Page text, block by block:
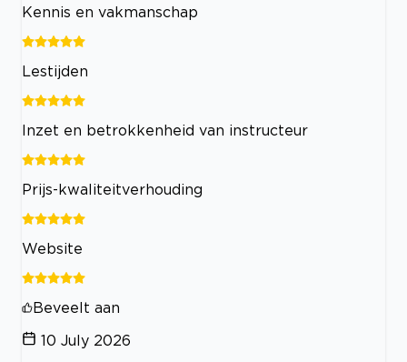
Kennis en vakmanschap
Lestijden
Inzet en betrokkenheid van instructeur
Prijs-kwaliteitverhouding
Website
Beveelt aan
10 July 2026